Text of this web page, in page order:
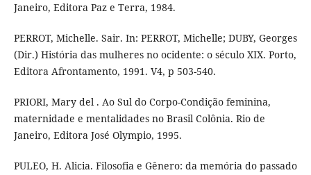
Janeiro, Editora Paz e Terra, 1984.
PERROT, Michelle. Sair. In: PERROT, Michelle; DUBY, Georges
(Dir.) História das mulheres no ocidente: o século XIX. Porto,
Editora Afrontamento, 1991. V4, p 503-540.
PRIORI, Mary del . Ao Sul do Corpo-Condição feminina,
maternidade e mentalidades no Brasil Colônia. Rio de
Janeiro, Editora José Olympio, 1995.
PULEO, H. Alicia. Filosofia e Gênero: da memória do passado